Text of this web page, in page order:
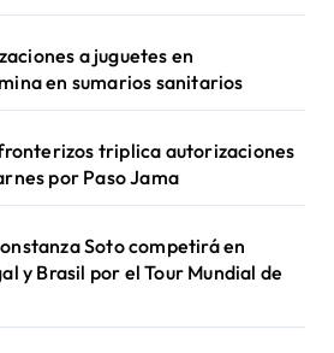
a juguetes en
en sumarios sanitarios
triplica autorizaciones
por Paso Jama
Soto competirá en
y Brasil por el Tour Mundial de